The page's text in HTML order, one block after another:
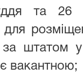
та 26
для
штатом у
вакантною;